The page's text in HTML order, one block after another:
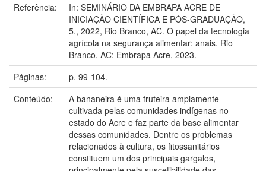
Referência:
In: SEMINÁRIO DA EMBRAPA ACRE DE
INICIAÇÃO CIENTÍFICA E PÓS-GRADUAÇÃO,
5., 2022, Rio Branco, AC. O papel da tecnologia
agrícola na segurança alimentar: anais. Rio
Branco, AC: Embrapa Acre, 2023.
Páginas:
p. 99-104.
Conteúdo:
A bananeira é uma fruteira amplamente
cultivada pelas comunidades indígenas no
estado do Acre e faz parte da base alimentar
dessas comunidades. Dentre os problemas
relacionados à cultura, os fitossanitários
constituem um dos principais gargalos,